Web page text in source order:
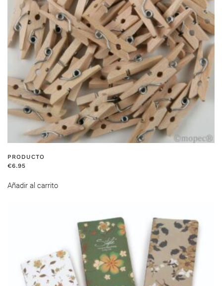
PRODUCTO
€6.95
Añadir al carrito